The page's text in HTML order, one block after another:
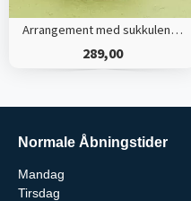
Arrangement med sukkulenter
289,00
Normale Åbningstider
Mandag
Tirsdag